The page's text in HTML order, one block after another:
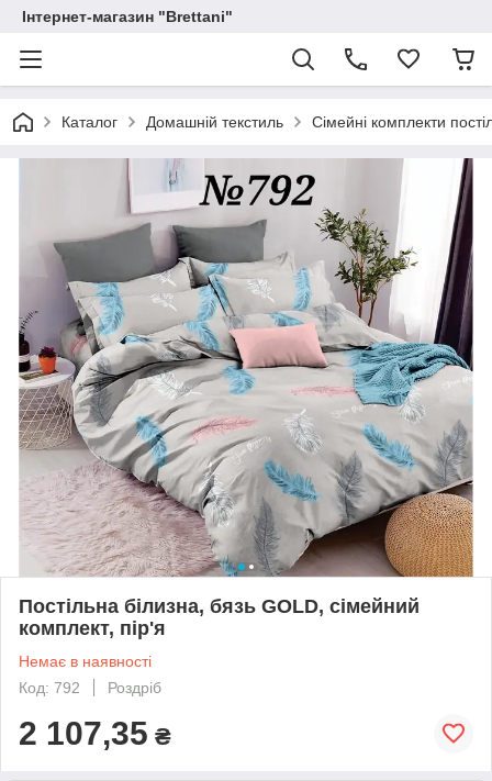
Інтернет-магазин "Brettani"
Каталог Домашній текстиль Сімейні комплекти
Постільна білизна, бязь GOLD, сімейний
комплект, пір'я
Немає в наявності
Код: 792
Роздріб
2 107,35 ₴